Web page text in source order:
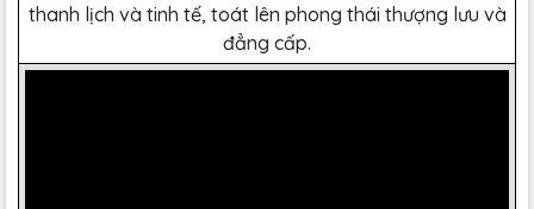
thanh lịch và tinh tế, toát lên phong thái thượng lưu và
đẳng cấp.